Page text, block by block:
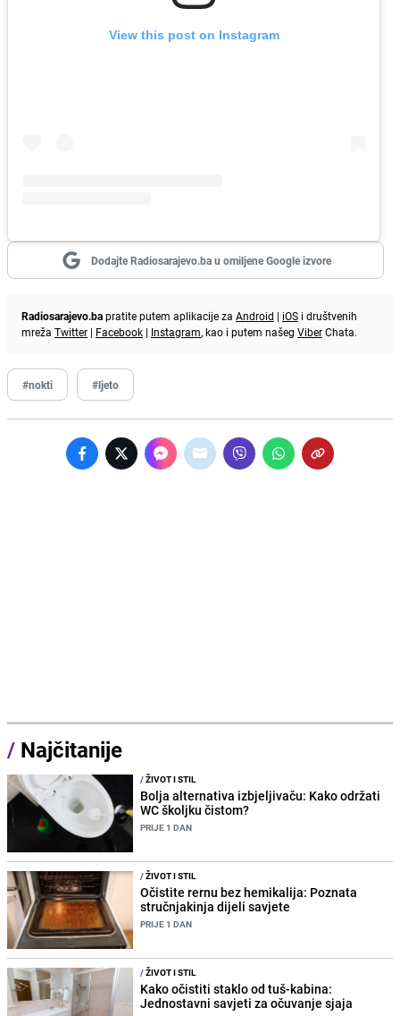
View this post on Instagram
Dodajte Radiosarajevo.ba u omiljene Google izvore
Radiosarajevo.bapratite putem aplikacije za Android | iOS i društvenih
mreža Twitter | Facebook | Instagram, kao i putem našeg ViberChata.
#nokti #ljeto
/ Najčitanije
/ŽIVOT I STIL
Bolja alternativa izbjeljivaču: Kako održati
WC školjku čistom?
PRIJE 1 DAN
/ŽIVOT I STIL
Očistite rernu bez hemikalija: Poznata
stručnjakinja dijeli savjete
PRIJE 1 DAN
/ŽIVOT I STIL
Kako očistiti staklo od tuš-kabina:
Jednostavni savjeti za očuvanje sjaja